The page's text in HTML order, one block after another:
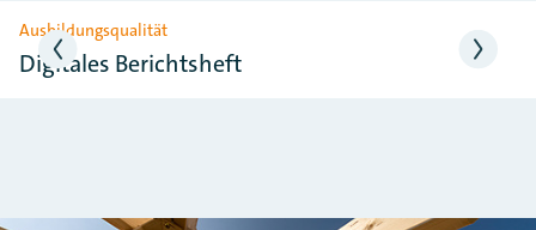
Slider überspringen
Ausbildungsqualität
Digitales Berichtsheft